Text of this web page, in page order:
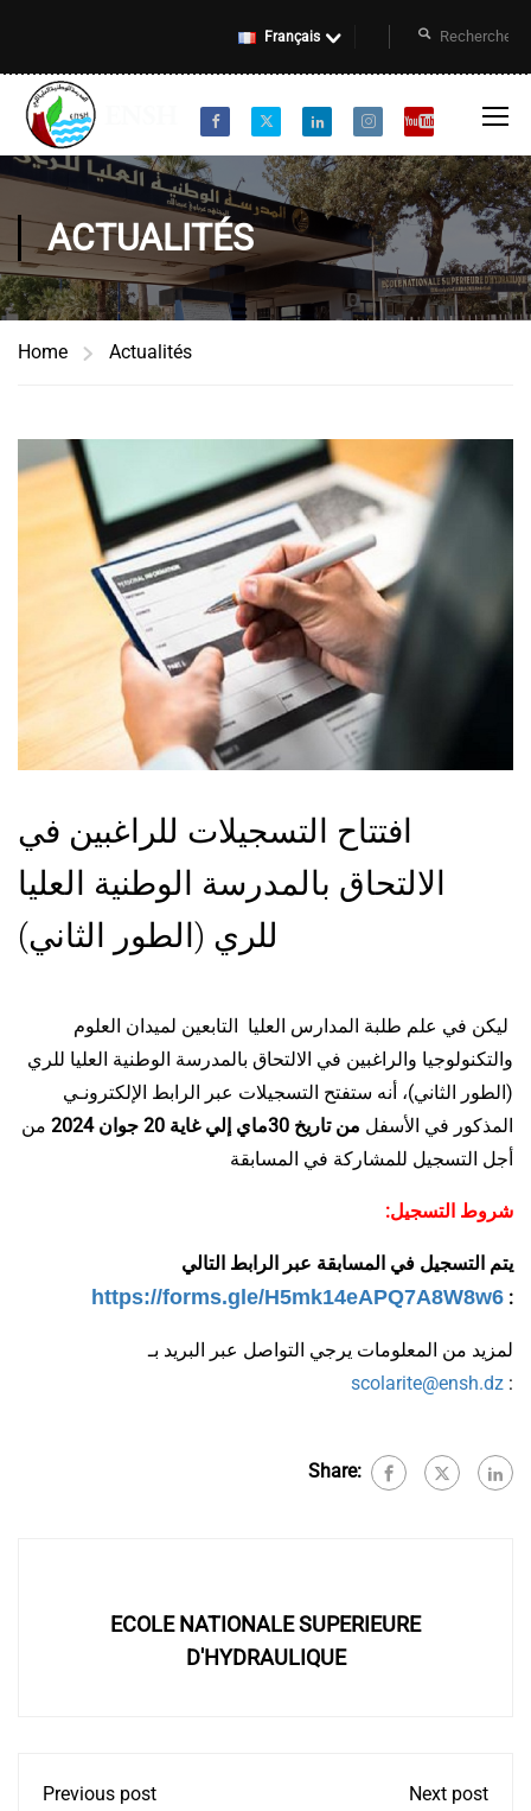
Français
ACTUALITÉS
Home Actualités
افتتاح التسجيلات للراغبين في
الالتحاق بالمدرسة الوطنية العليا
للري (الطور الثاني)
ليكن في علم طلبة المدارس العليا التابعين لميدان العلوم
والتكنولوجيا والراغبين في الالتحاق بالمدرسة الوطنية العليا للري
(الطور الثاني)، أنه ستفتح التسجيلات عبر الرابط الإلكترونـي
المذكور في الأسفل من تاريخ 30ماي إلي غاية 20 جوان 2024
من
أجل التسجيل للمشاركة في المسابقة
شروط التسجيل:
يتم التسجيل في المسابقة عبر الرابط التالي
:
https://forms.gle/H5mk14eAPQ7A8W8w6
لمزيد من المعلومات يرجي التواصل عبر البريد بـ
:
scolarite@ensh.dz
Share:
ECOLE NATIONALE SUPERIEURE
D'HYDRAULIQUE
Previous post
Next post